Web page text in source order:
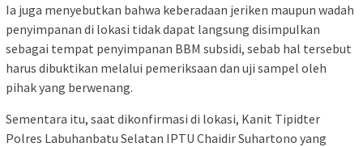
Ia juga menyebutkan bahwa keberadaan jeriken maupun wadah
penyimpanan di lokasi tidak dapat langsung disimpulkan
sebagai tempat penyimpanan BBM subsidi, sebab hal tersebut
harus dibuktikan melalui pemeriksaan dan uji sampel oleh
pihak yang berwenang.
Sementara itu, saat dikonfirmasi di lokasi, Kanit Tipidter
Polres Labuhanbatu Selatan IPTU Chaidir Suhartono yang